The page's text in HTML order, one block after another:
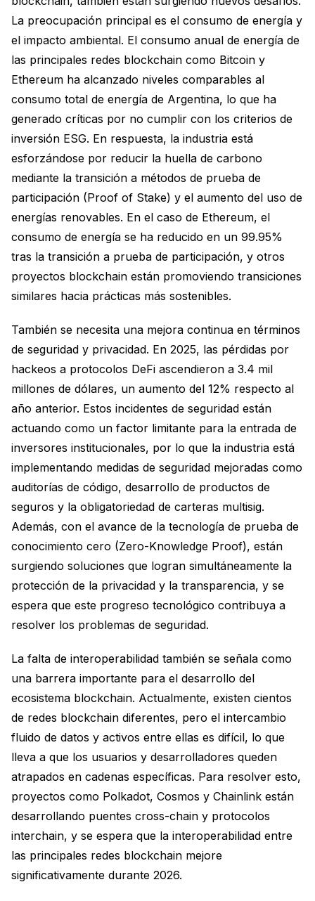
La preocupación principal es el consumo de energía y
el impacto ambiental. El consumo anual de energía de
las principales redes blockchain como Bitcoin y
Ethereum ha alcanzado niveles comparables al
consumo total de energía de Argentina, lo que ha
generado críticas por no cumplir con los criterios de
inversión ESG. En respuesta, la industria está
esforzándose por reducir la huella de carbono
mediante la transición a métodos de prueba de
participación (Proof of Stake) y el aumento del uso de
energías renovables. En el caso de Ethereum, el
consumo de energía se ha reducido en un 99.95%
tras la transición a prueba de participación, y otros
proyectos blockchain están promoviendo transiciones
similares hacia prácticas más sostenibles.
También se necesita una mejora continua en términos
de seguridad y privacidad. En 2025, las pérdidas por
hackeos a protocolos DeFi ascendieron a 3.4 mil
millones de dólares, un aumento del 12% respecto al
año anterior. Estos incidentes de seguridad están
actuando como un factor limitante para la entrada de
inversores institucionales, por lo que la industria está
implementando medidas de seguridad mejoradas como
auditorías de código, desarrollo de productos de
seguros y la obligatoriedad de carteras multisig.
Además, con el avance de la tecnología de prueba de
conocimiento cero (Zero-Knowledge Proof), están
surgiendo soluciones que logran simultáneamente la
protección de la privacidad y la transparencia, y se
espera que este progreso tecnológico contribuya a
resolver los problemas de seguridad.
La falta de interoperabilidad también se señala como
una barrera importante para el desarrollo del
ecosistema blockchain. Actualmente, existen cientos
de redes blockchain diferentes, pero el intercambio
fluido de datos y activos entre ellas es difícil, lo que
lleva a que los usuarios y desarrolladores queden
atrapados en cadenas específicas. Para resolver esto,
proyectos como Polkadot, Cosmos y Chainlink están
desarrollando puentes cross-chain y protocolos
interchain, y se espera que la interoperabilidad entre
las principales redes blockchain mejore
significativamente durante 2026.